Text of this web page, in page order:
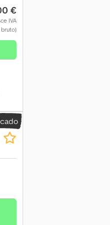
€
IVA
bruto)